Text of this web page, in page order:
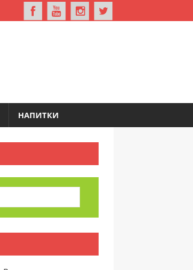
НАПИТКИ